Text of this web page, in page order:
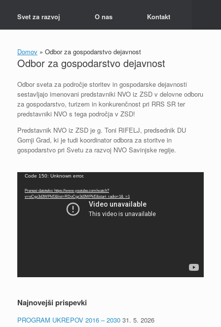
Svet za razvoj O nas Kontakt
Domov » Odbor za gospodarstvo dejavnost
Odbor za gospodarstvo dejavnost
Odbor sveta za področje storitev in gospodarske dejavnosti
sestavljajo imenovani predstavniki NVO iz ZSD v delovne odboru
za gospodarstvo, turizem in konkurenčnost pri RRS SR ter
predstavniki NVO s tega področja v ZSD!
Predstavnik NVO iz ZSD je g. Toni RIFELJ, predsednik DU
Gornji Grad, ki je tudi koordinator odbora za storitve in
gospodarstvo pri Svetu za razvoj NVO Savinjske regije.
Predvajalnik
Code 150: Unknown error.
Prenesi datoteko: https://www.youtube.com/watch?
v=oCgz3d3WPkE&list=RDoCgz3d3WPkE&start_radio=1&_=1
Najnovejši prispevki
PROGRAM UKREPOV 2016 – 2030 31. 5. 2026